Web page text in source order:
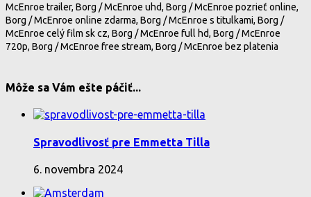
McEnroe trailer, Borg / McEnroe uhd, Borg / McEnroe pozrieť online,
Borg / McEnroe online zdarma, Borg / McEnroe s titulkami, Borg /
McEnroe celý film sk cz, Borg / McEnroe full hd, Borg / McEnroe
720p, Borg / McEnroe free stream, Borg / McEnroe bez platenia
Môže sa Vám ešte páčiť...
Spravodlivosť pre Emmetta Tilla
6. novembra 2024